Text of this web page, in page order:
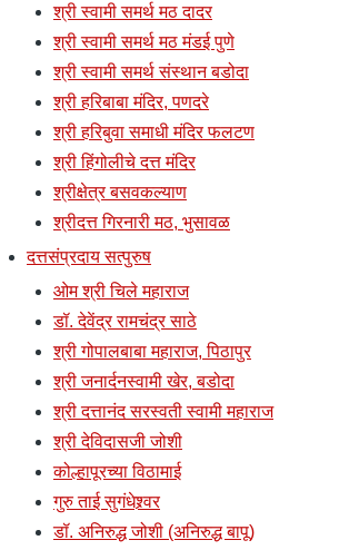
श्री स्वामी समर्थ मठ दादर
श्री स्वामी समर्थ मठ मंडई पुणे
श्री स्वामी समर्थ संस्थान बडोदा
श्री हरिबाबा मंदिर, पणदरे
श्री हरिबुवा समाधी मंदिर फलटण
श्री हिंगोलीचे दत्त मंदिर
श्रीक्षेत्र बसवकल्याण
श्रीदत्त गिरनारी मठ, भुसावळ
दत्तसंप्रदाय सत्पुरुष
ओम श्री चिले महाराज
डॉ. देवेंद्र रामचंद्र साठे
श्री गोपालबाबा महाराज, पिठापुर
श्री जनार्दनस्वामी खेर, बडोदा
श्री दत्तानंद सरस्वती स्वामी महाराज
श्री देविदासजी जोशी
कोल्हापूरच्या विठामाई
गुरु ताई सुगंधेश्र्वर
डॉ. अनिरुद्ध जोशी (अनिरुद्ध बापू)